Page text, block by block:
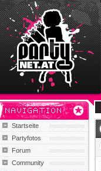
Startseite
Partyfotos
Forum
Community